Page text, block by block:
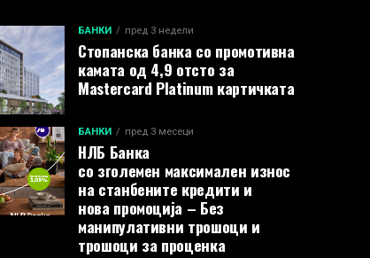
БАНКИ пред 3 недели
Стопанска банка со промотивна
камата од 4,9 отсто за
Mastercard Platinum картичката
БАНКИ пред 3 месеци
НЛБ Банка
со зголемен максимален износ
на станбените кредити и
нова промоција – Без
манипулативни трошоци и
трошоци за проценка